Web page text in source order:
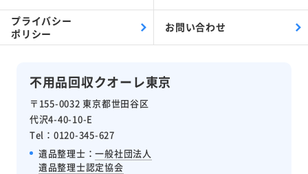
不用品回収クオーレ東京
〒155-0032 東京都世田谷区
代沢4-40-10-E
Tel：0120-345-627
遺品整理士：一般社団法人
遺品整理士認定協会
プライバシー
ポリシー
お問い合わせ